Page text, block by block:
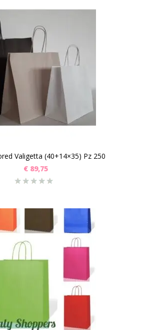
Valigetta (40+14×35) Pz 250
€ 89,75